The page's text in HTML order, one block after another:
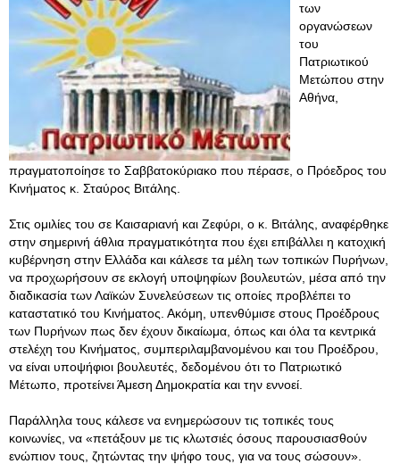
των
οργανώσεων
του
Πατριωτικού
Μετώπου στην
Αθήνα,
πραγματοποίησε το Σαββατοκύριακο που πέρασε, ο Πρόεδρος του
Κινήματος κ. Σταύρος Βιτάλης.
Στις ομιλίες του σε Καισαριανή και Ζεφύρι, ο κ. Βιτάλης, αναφέρθηκε
στην σημερινή άθλια πραγματικότητα που έχει επιβάλλει η κατοχική
κυβέρνηση στην Ελλάδα και κάλεσε τα μέλη των τοπικών Πυρήνων,
να προχωρήσουν σε εκλογή υποψηφίων βουλευτών, μέσα από την
διαδικασία των Λαϊκών Συνελεύσεων τις οποίες προβλέπει το
καταστατικό του Κινήματος. Ακόμη, υπενθύμισε στους Προέδρους
των Πυρήνων πως δεν έχουν δικαίωμα, όπως και όλα τα κεντρικά
στελέχη του Κινήματος, συμπεριλαμβανομένου και του Προέδρου,
να είναι υποψήφιοι βουλευτές, δεδομένου ότι το Πατριωτικό
Μέτωπο, προτείνει Άμεση Δημοκρατία και την εννοεί.
Παράλληλα τους κάλεσε να ενημερώσουν τις τοπικές τους
κοινωνίες, να «πετάξουν με τις κλωτσιές όσους παρουσιασθούν
ενώπιον τους, ζητώντας την ψήφο τους, για να τους σώσουν»